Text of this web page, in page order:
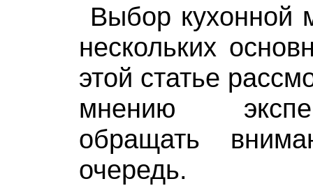
Выбор кухонной
нескольких
этой статье
мнению
обращать
очередь.